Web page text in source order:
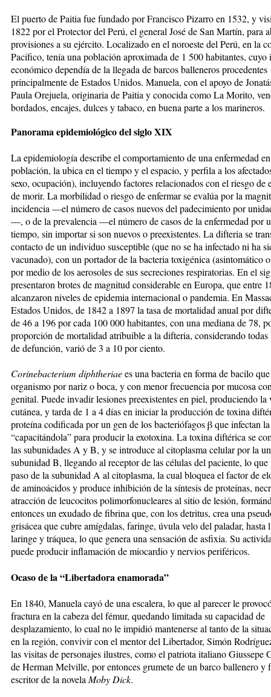
El puerto de Paitia fue fundado por Francisco Pizarro en 1532, y
1822 por el Protector del Perú, el general José de San Martín, para
provisiones a su ejército. Localizado en el noroeste del Perú, en la
Pacífico, tenía una población aproximada de 1 500 habitantes, cuyo
económico dependía de la llegada de barcos balleneros procedentes
principalmente de Estados Unidos. Manuela, con el apoyo de
Paula Orejuela, originaria de Paitia y conocida como La Morito,
bordados, encajes, dulces y tabaco, en buena parte a los marineros.
Panorama epidemiológico del siglo XIX
La epidemiología describe el comportamiento de una enfermedad
población, la ubica en el tiempo y el espacio, y perfila a los
sexo, ocupación), incluyendo factores relacionados con el riesgo de
de morir. La morbilidad o riesgo de enfermar se evalúa por la
incidencia —el número de casos nuevos del padecimiento por
—, o de la prevalencia —el número de casos de la enfermedad por
tiempo, sin importar si son nuevos o preexistentes. La difteria se
contacto de un individuo susceptible (que no se ha infectado ni ha
vacunado), con un portador de la bacteria toxigénica (asintomático
por medio de los aerosoles de sus secreciones respiratorias. En el
presentaron brotes de magnitud considerable en Europa, que entre
alcanzaron niveles de epidemia internacional o pandemia. En
Estados Unidos, de 1842 a 1897 la tasa de mortalidad anual por
de 46 a 196 por cada 100 000 habitantes, con una mediana de 78,
proporción de mortalidad atribuible a la difteria, considerando todas
de defunción, varió de 3 a 10 por ciento.
Corinebacterium diphtheriaees una bacteria en forma de bacilo
organismo por nariz o boca, y con menor frecuencia por mucosa
genital. Puede invadir lesiones preexistentes en piel, produciendo la
cutánea, y tarda de 1 a 4 días en iniciar la producción de toxina
proteína codificada por un gen de los bacteriófagos β que infectan
“capacitándola” para producir la exotoxina. La toxina diftérica se
las subunidades A y B, y se introduce al citoplasma celular por la
subunidad B, llegando al receptor de las células del paciente, lo
paso de la subunidad A al citoplasma, la cual bloquea el factor de
de aminoácidos y produce inhibición de la síntesis de proteínas,
atracción de leucocitos polimorfonucleares al sitio de lesión,
entonces un exudado de fibrina que, con los detritus, crea una
grisácea que cubre amígdalas, faringe, úvula velo del paladar, hasta
laringe y tráquea, lo que genera una sensación de asfixia. Su
puede producir inflamación de miocardio y nervios periféricos.
Ocaso de la “Libertadora enamorada”
En 1840, Manuela cayó de una escalera, lo que al parecer le
fractura en la cabeza del fémur, quedando limitada su capacidad de
desplazamiento, lo cual no le impidió mantenerse al tanto de la
en la región, convivir con el mentor del Libertador, Simón
las visitas de personajes ilustres, como el patriota italiano Giussepe
de Herman Melville, por entonces grumete de un barco ballenero y
escritor de la novela Moby Dick.